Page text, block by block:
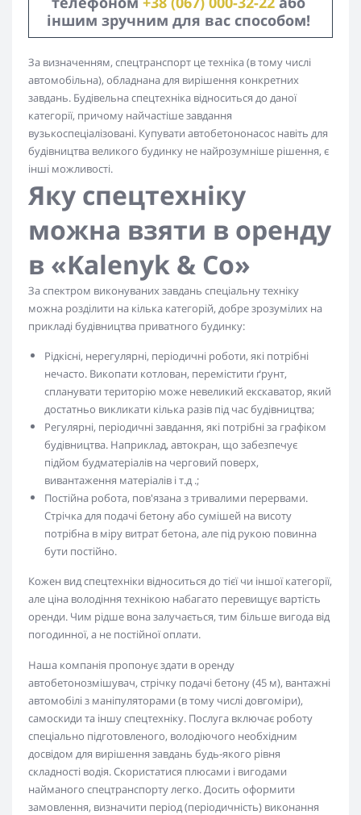
іншим зручним для вас способом!
За визначенням, спецтранспорт це техніка (в тому числі
автомобільна), обладнана для вирішення конкретних
завдань. Будівельна спецтехніка відноситься до даної
категорії, причому найчастіше завдання
вузькоспеціалізовані. Купувати автобетононасос навіть для
будівництва великого будинку не найрозумніше рішення, є
інші можливості.
Яку спецтехніку
можна взяти в оренду
в «Kalenyk & Co»
За спектром виконуваних завдань спеціальну техніку
можна розділити на кілька категорій, добре зрозумілих на
прикладі будівництва приватного будинку:
Рідкісні, нерегулярні, періодичні роботи, які потрібні
нечасто. Викопати котлован, перемістити ґрунт,
спланувати територію може невеликий екскаватор, який
достатньо викликати кілька разів під час будівництва;
Регулярні, періодичні завдання, які потрібні за графіком
будівництва. Наприклад, автокран, що забезпечує
підйом будматеріалів на черговий поверх,
вивантаження матеріалів і т.д .;
Постійна робота, пов'язана з тривалими перервами.
Стрічка для подачі бетону або сумішей на висоту
потрібна в міру витрат бетона, але під рукою повинна
бути постійно.
Кожен вид спецтехніки відноситься до тієї чи іншої категорії,
але ціна володіння технікою набагато перевищує вартість
оренди. Чим рідше вона залучається, тим більше вигода від
погодинної, а не постійної оплати.
Наша компанія пропонує здати в оренду
автобетонозмішувач, стрічку подачі бетону (45 м), вантажні
автомобілі з маніпуляторами (в тому числі довгоміри),
самоскиди та іншу спецтехніку. Послуга включає роботу
спеціально підготовленого, володіючого необхідним
досвідом для вирішення завдань будь-якого рівня
складності водія. Скористатися плюсами і вигодами
найманого спецтранспорту легко. Досить оформити
замовлення, визначити період (періодичність) виконання